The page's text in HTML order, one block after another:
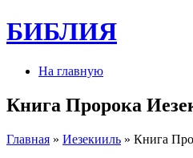
БИБЛИЯ
На главную
Книга Пророка
Главная » Иезекииль » Книга